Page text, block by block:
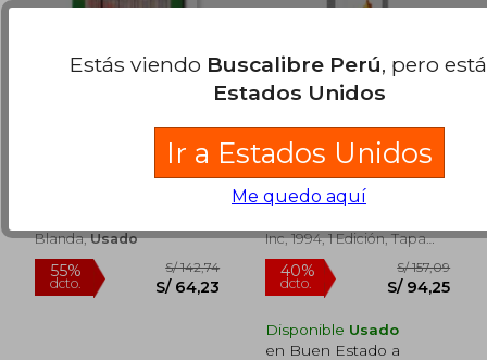
55%
dcto.
S/ 165,50
S/ 74,47
55%
dcto.
S/
S/
El Tren que Nunca
Juan Miguel Sanchez Vigil
Blanda,Usado
Te Llamare Viernes
Almudena Grandes
Inc, 1994, 1 Edición, Tapa
Blanda, Nuevo
Disponible Usado
en Buen Estado a
Estás viendo Buscalibre Perú, pero
Estados Unidos
Ir a Estados Unidos
Me quedo aquí